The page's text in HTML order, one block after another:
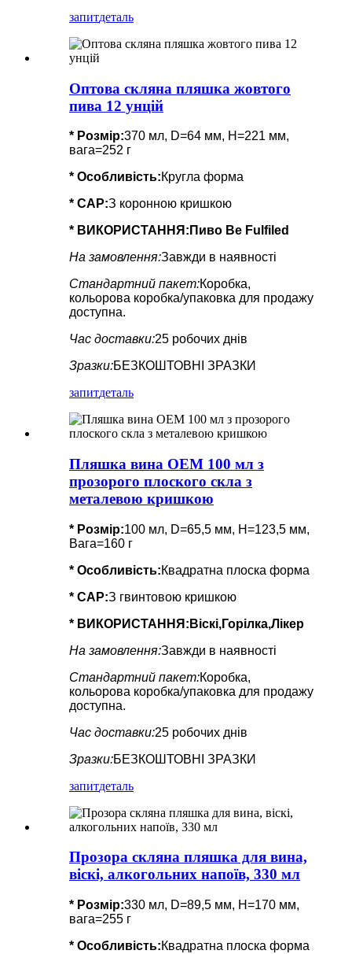
запитдеталь
Оптова скляна пляшка жовтого
пива 12 унцій
* Розмір:370 мл, D=64 мм, H=221 мм,
вага=252 г
* Особливість:Кругла форма
* CAP:З коронною кришкою
* ВИКОРИСТАННЯ: Пиво Be Fulfiled
На замовлення:Завжди в наявності
Стандартний пакет:Коробка,
кольорова коробка/упаковка для продажу
доступна.
Час доставки:25 робочих днів
Зразки:БЕЗКОШТОВНІ ЗРАЗКИ
запитдеталь
Пляшка вина OEM 100 мл з
прозорого плоского скла з
металевою кришкою
* Розмір:100 мл, D=65,5 мм, H=123,5 мм,
Вага=160 г
* Особливість:Квадратна плоска форма
* CAP:З гвинтовою кришкою
* ВИКОРИСТАННЯ: Віскі,Горілка,Лікер
На замовлення:Завжди в наявності
Стандартний пакет:Коробка,
кольорова коробка/упаковка для продажу
доступна.
Час доставки:25 робочих днів
Зразки:БЕЗКОШТОВНІ ЗРАЗКИ
запитдеталь
Прозора скляна пляшка для вина,
віскі, алкогольних напоїв, 330 мл
* Розмір:330 мл, D=89,5 мм, H=170 мм,
вага=255 г
* Особливість:Квадратна плоска форма